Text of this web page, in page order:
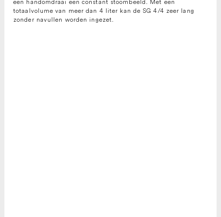
een handomdraai een constant stoombeeld. Met een
totaalvolume van meer dan 4 liter kan de SG 4/4 zeer lang
zonder navullen worden ingezet.